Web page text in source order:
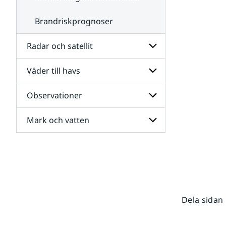
Brandriskprognoser
Radar och satellit
Undersidor
för
Radar
och
satellit
Väder till havs
Undersidor
för
Väder
till
havs
Observationer
Undersidor
för
Mark och vatten
Dela sidan